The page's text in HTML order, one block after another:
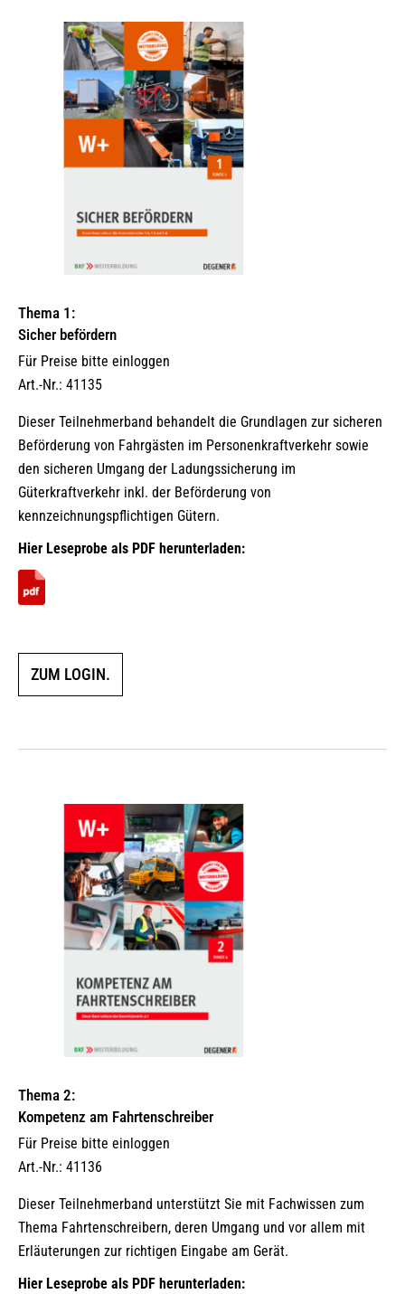
Thema 1:
Sicher befördern
Für Preise bitte einloggen
Art.-Nr.: 41135
Dieser Teilnehmerband behandelt die Grundlagen zur sicheren
Beförderung von Fahrgästen im Personenkraftverkehr sowie
den sicheren Umgang der Ladungssicherung im
Güterkraftverkehr inkl. der Beförderung von
kennzeichnungspflichtigen Gütern.
Hier Leseprobe als PDF herunterladen:
ZUM LOGIN.
Thema 2:
Kompetenz am Fahrtenschreiber
Für Preise bitte einloggen
Art.-Nr.: 41136
Dieser Teilnehmerband unterstützt Sie mit Fachwissen zum
Thema Fahrtenschreibern, deren Umgang und vor allem mit
Erläuterungen zur richtigen Eingabe am Gerät.
Hier Leseprobe als PDF herunterladen: